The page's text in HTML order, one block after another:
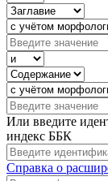
Или введите
индекс ББК
Справка о